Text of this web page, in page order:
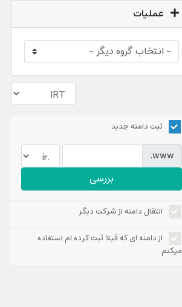
عملیات
ثبت دامنه جدید
www.
بررسی
انتقال دامنه از شرکت دیگر
از دامنه ای که قبلا ثبت کرده ام استفاده
میکنم